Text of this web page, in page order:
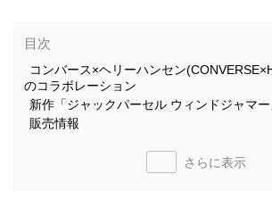
目次
コンバース×ヘリーハンセン
のコラボレーション
新作「ジャックパーセル ウィンドジャマ
販売情報
さらに表示